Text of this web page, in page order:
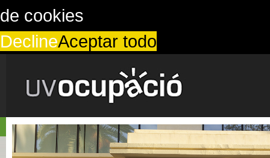
de cookies
DeclineAceptar todo